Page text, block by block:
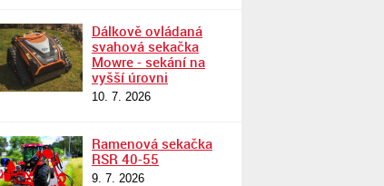
Dálkově ovládaná
svahová sekačka
Mowre - sekání na
vyšší úrovni
10. 7. 2026
Ramenová sekačka
RSR 40-55
9. 7. 2026